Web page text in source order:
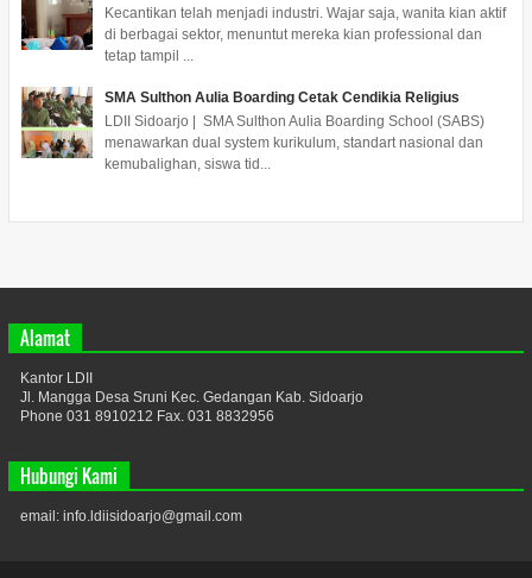
Kecantikan telah menjadi industri. Wajar saja, wanita kian aktif
di berbagai sektor, menuntut mereka kian professional dan
tetap tampil ...
SMA Sulthon Aulia Boarding Cetak Cendikia Religius
LDII Sidoarjo | SMA Sulthon Aulia Boarding School (SABS)
menawarkan dual system kurikulum, standart nasional dan
kemubalighan, siswa tid...
Alamat
Kantor LDII
Jl. Mangga Desa Sruni Kec. Gedangan Kab. Sidoarjo
Phone 031 8910212 Fax. 031 8832956
Hubungi Kami
email: info.ldiisidoarjo@gmail.com